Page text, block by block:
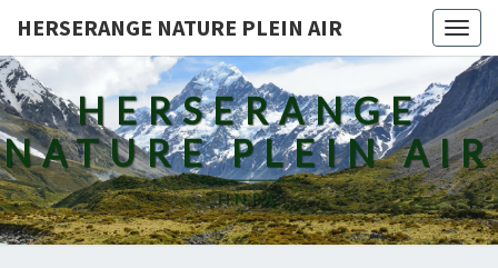
HERSERANGE NATURE PLEIN AIR
HERSERANGE
NATURE PLEIN AIR
H.N.P.A.